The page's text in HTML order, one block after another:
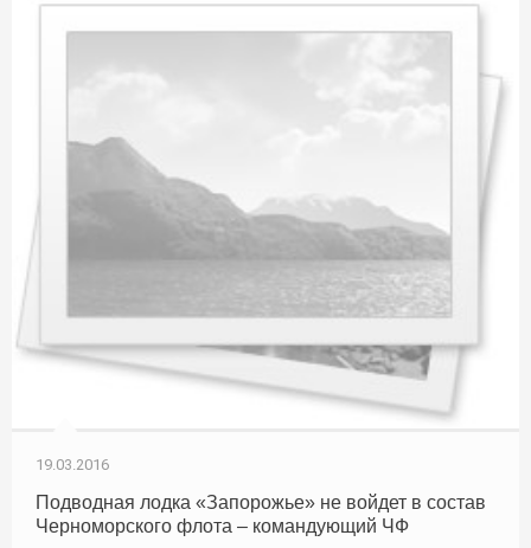
19.03.2016
Подводная лодка «Запорожье» не войдет в состав
Черноморского флота – командующий ЧФ